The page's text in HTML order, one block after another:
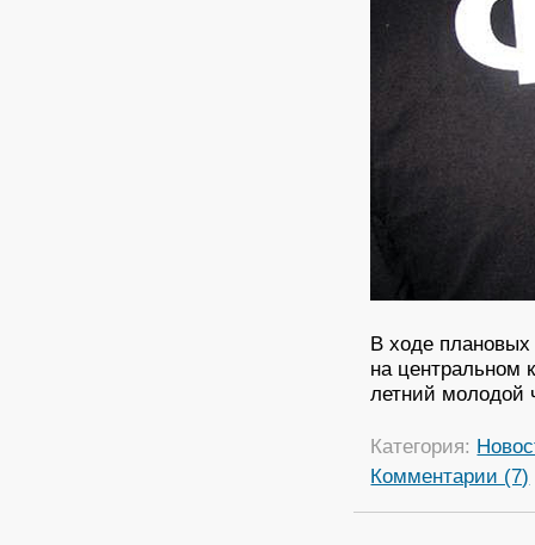
В ходе
на центральном
летний молодой
Категория:
Комментарии (7)